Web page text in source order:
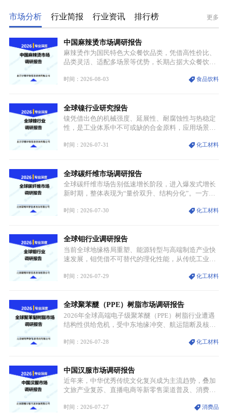
市场分析 行业简报 行业资讯 排行榜 更多
中国麻辣烫市场调研报告
麻辣烫作为国民特色大众餐饮品类，凭借高性价比、
品类灵活、适配多场景等优势，长期占据大众餐饮重
型，叠加消费需求升级、线上流量变革、新零售业态
特点，在消费、创业、政策、技术多重驱动下，依旧
具备强劲的发展活力。
时间：2026-08-03 食品饮料
全球镍行业研究报告
镍凭借出色的机械强度、延展性、耐腐蚀性与热稳定
性，是工业体系中不可或缺的合金原料，应用场景横
用价值难以被替代。依托理化优势，镍被全球主要经
型为新能源核心战略矿产，全球产业形成“印尼掌控
资源与产能、中国主导消费与技术、工艺向低碳湿法
迭代、再生镍加速补位”的全新格局。
时间：2026-07-31 化工材料
全球碳纤维市场调研报告
全球碳纤维市场告别低速增长阶段，进入爆发式增长
新时期，整体表现为“量价双升、结构分化”。一方面
持续扩张；另一方面产品、需求、应用场景呈现明显
体规模扩张，高附加值领域与规模化工业应用形成两
大独立增长体系。
时间：2026-07-30 化工材料
全球钼行业调研报告
当前全球地缘格局重塑、能源转型与高端制造产业快
速发展，钼凭借不可替代的理化性能，从传统工业金
需格局重构、价值体系重估的新阶段。钼是典型难熔
贯穿传统工业、高端制造、军工、新能源等多个核心
产业，成为现代工业体系中不可或缺的基础材料。
时间：2026-07-29 化工材料
全球聚苯醚（PPE）树脂市场调研报告
2026年全球高端电子级聚苯醚（PPE）树脂行业遭遇
结构性供给危机，受中东地缘冲突、航运阻断及核心
停产，行业长期维持寡头垄断的供应链格局彻底瓦
价无市”的供给真空，并沿高频覆铜板、PCB电路板向
AI服务器、5G基站等高端电子终端持续传导，全产业
链生产、成本、交付均承受巨大压力。
时间：2026-07-28 化工材料
中国汉服市场调研报告
近年来，中华优秀传统文化复兴成为主流趋势，叠加
文旅产业复苏、直播电商等新零售渠道普及、消费群
服不再局限于传统节日、古风活动等小众场景，逐步
时间：2026-07-27 消费品